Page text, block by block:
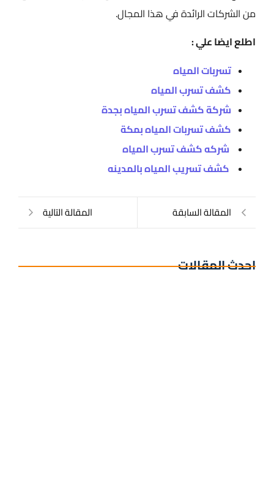
من الشركات الرائدة في هذا المجال.
اطلع ايضا علي :
تسربات المياه
كشف تسرب المياه
شركة كشف تسرب المياه بجدة
كشف تسربات المياه بمكة
شركه كشف تسرب المياه
كشف تسريب المياه بالمدينه
المقالة السابقة المقالة التالية
احدث المقالات